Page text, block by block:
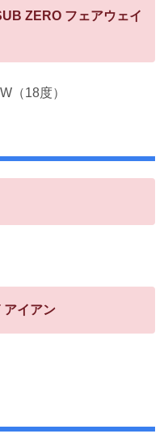
ZERO フェアウェイ
（18度）
アイアン